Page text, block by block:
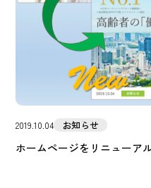
2019.10.04 お知らせ
ホームページをリニューア